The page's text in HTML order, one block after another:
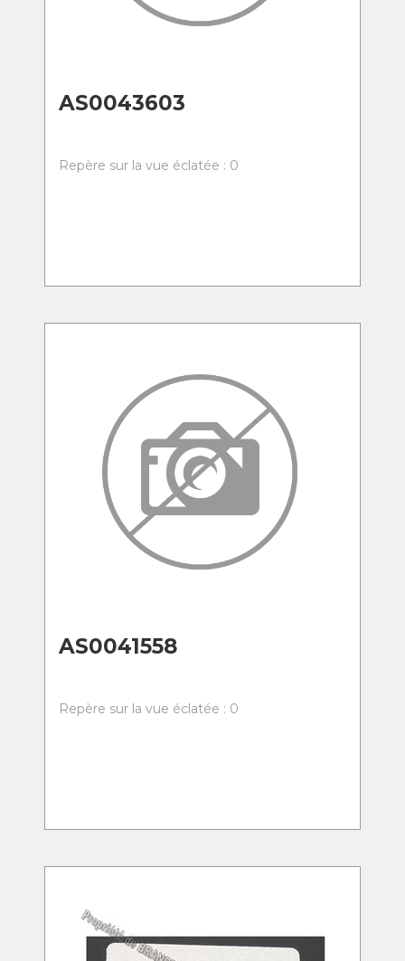
AS0043603
Repère sur la vue éclatée : 0
AS0041558
Repère sur la vue éclatée : 0